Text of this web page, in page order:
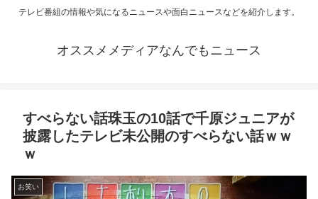
テレビ番組の情報や気になるニュースや面白ニュースなどを紹介します。
オススメメディアなんでもニュース
すべらない話珠玉の10話で千原ジュニアが
披露したテレビ未公開のすべらない話ｗｗ
ｗ
お笑い